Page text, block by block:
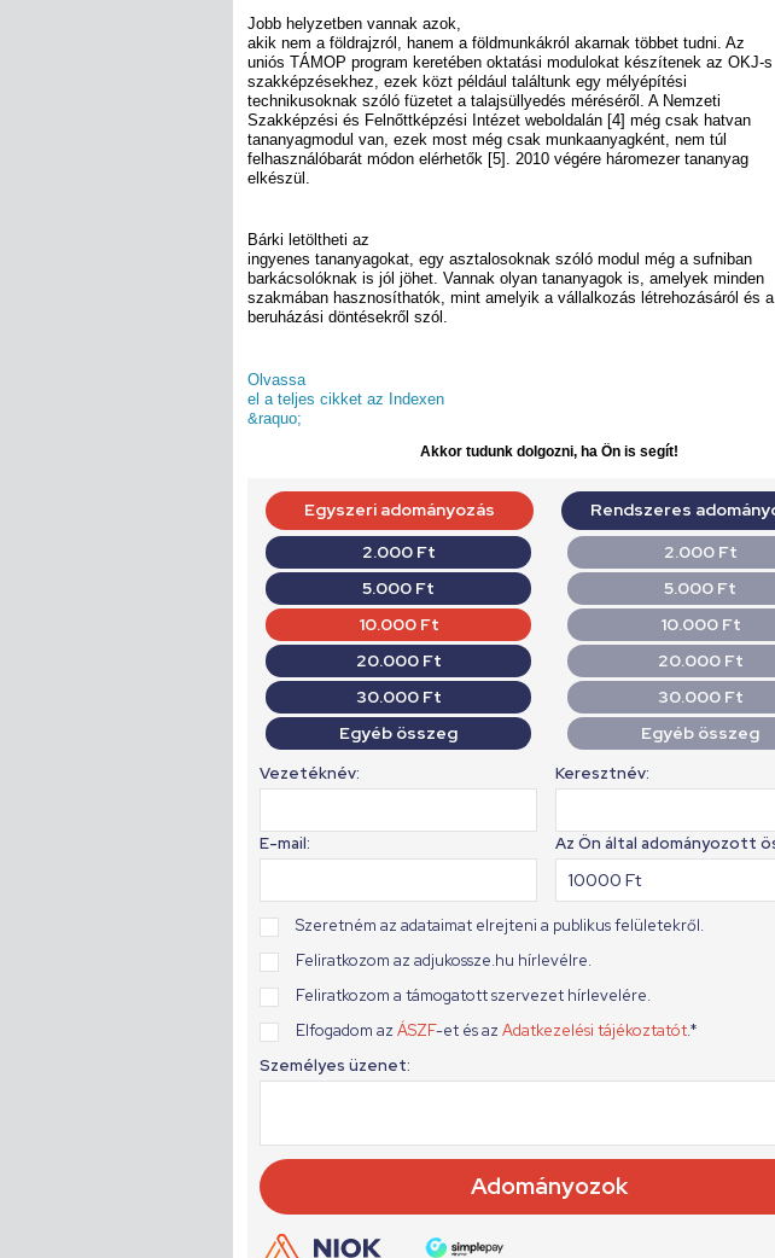
Jobb helyzetben vannak azok,
akik nem a földrajzról, hanem a földmunkákról akarnak többet tudni. Az
uniós TÁMOP program keretében oktatási modulokat készítenek az OKJ-s
szakképzésekhez, ezek közt például találtunk egy mélyépítési
technikusoknak szóló füzetet a talajsüllyedés méréséről. A Nemzeti
Szakképzési és Felnőttképzési Intézet weboldalán [4] még csak hatvan
tananyagmodul van, ezek most még csak munkaanyagként, nem túl
felhasználóbarát módon elérhetők [5]. 2010 végére háromezer tananyag
elkészül.
Bárki letöltheti az
ingyenes tananyagokat, egy asztalosoknak szóló modul még a sufniban
barkácsolóknak is jól jöhet. Vannak olyan tananyagok is, amelyek minden
szakmában hasznosíthatók, mint amelyik a vállalkozás létrehozásáról és a
beruházási döntésekről szól.
Olvassa
el a teljes cikket az Indexen
&raquo;
Akkor tudunk dolgozni, ha Ön is segít!